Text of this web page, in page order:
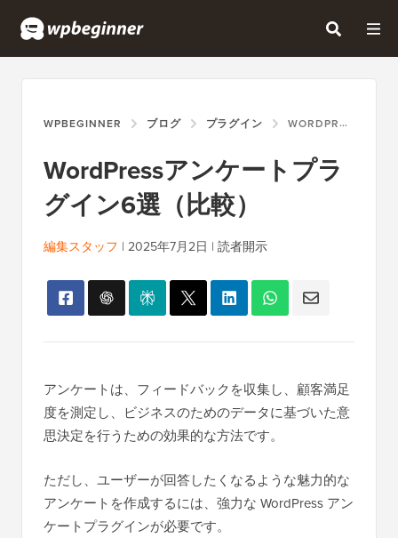
WPBEGINNER ブログ プラグイン WORDPRESSアンケートプラグイン6選（比較）
WordPressアンケートプラ
グイン6選（比較）
編集スタッフ | 2025年7月2日 | 読者開示
アンケートは、フィードバックを収集し、顧客満足
度を測定し、ビジネスのためのデータに基づいた意
思決定を行うための効果的な方法です。
ただし、ユーザーが回答したくなるような魅力的な
アンケートを作成するには、強力な WordPress アン
ケートプラグインが必要です。